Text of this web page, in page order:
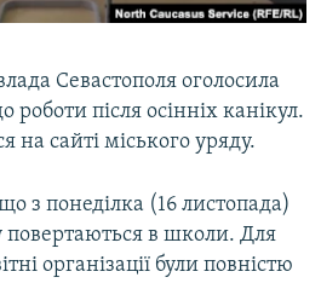
Севастополя оголосила
роботи після осінніх канікул.
на сайті міського уряду.
з понеділка (16 листопада)
повертаються в школи. Для
організації були повністю